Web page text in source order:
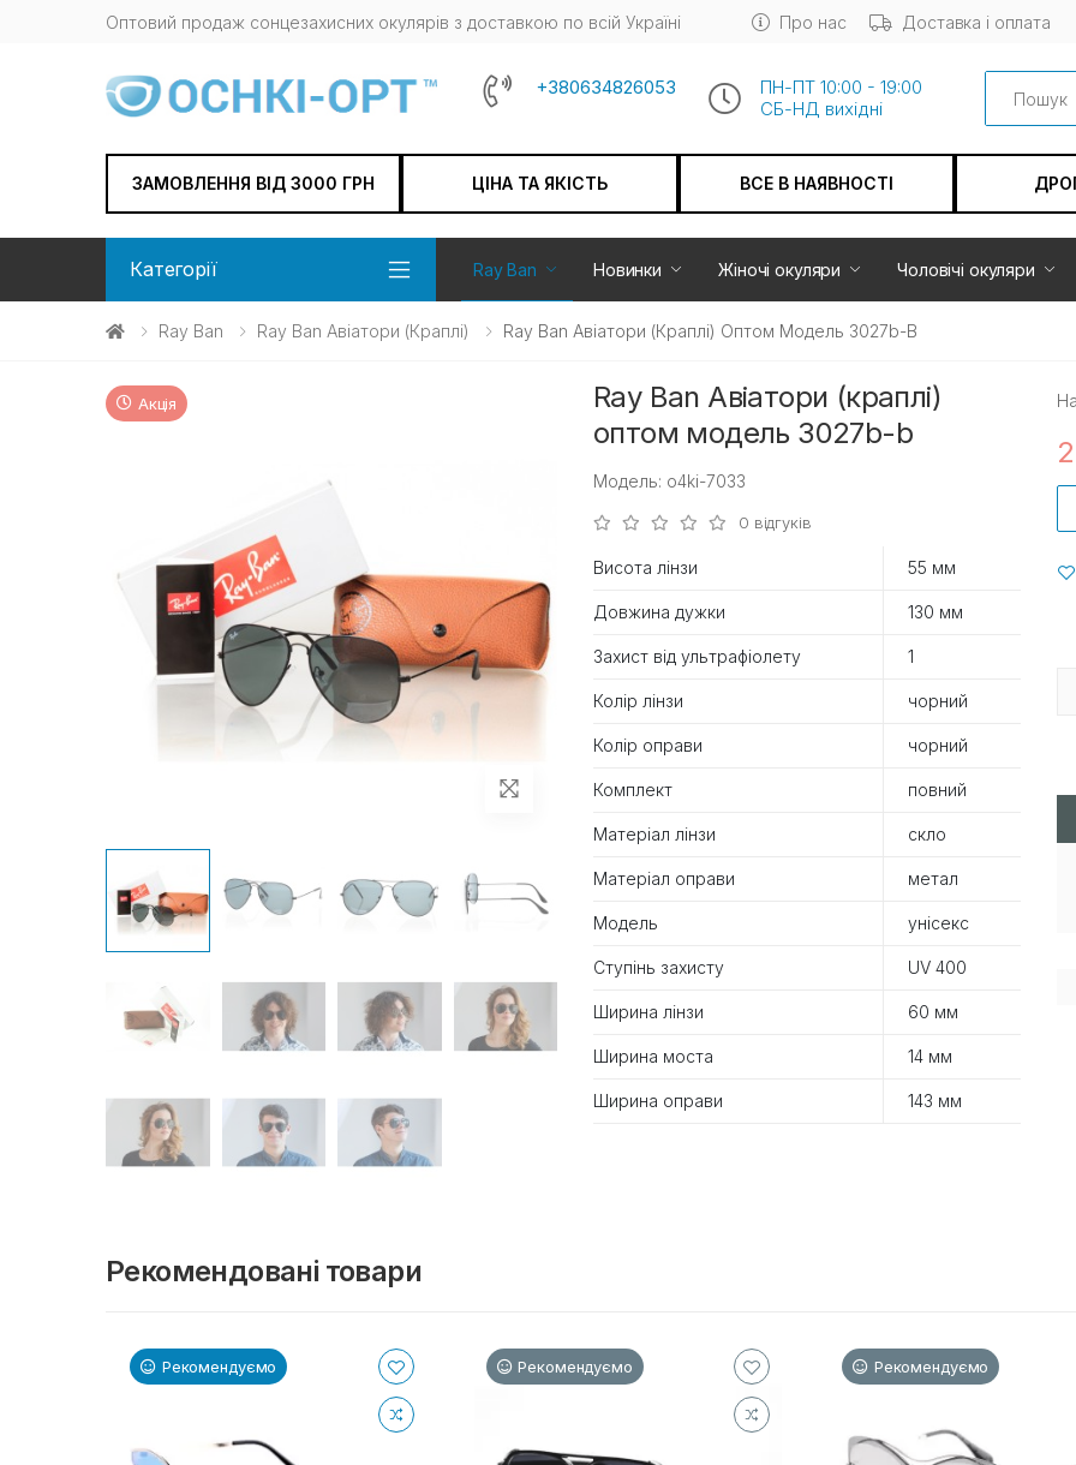
Оптовий продаж сонцезахисних окулярів з доставкою по всій Україні Про нас Доставка і оплата
+380634826053
ПН-ПТ 10:00 - 19:00
СБ-НД вихiдні
Search
ЗАМОВЛЕННЯ ВІД 3000 ГРН ЦІНА ТА ЯКІСТЬ ВСЕ В НАЯВНОСТІ
Категорії Ray Ban Новинки Жіночі окуляри Чоловічі окуляри
Ray Ban Ray Ban Авіатори (краплі) Ray Ban Авіатори (краплі) Оптом Модель 3027b-B
Акція
Ray Ban Авіатори (краплі)
оптом модель 3027b-b
Модель: o4ki-7033
0 відгуків
Висота лінзи 55 мм
Довжина дужки 130 мм
Захист від ультрафіолету 1
Колір лінзи чорний
Колір оправи чорний
Комплект повний
Матеріал лінзи скло
Матеріал оправи метал
Модель унісекс
Ступінь захисту UV 400
Ширина лінзи 60 мм
Ширина моста 14 мм
Ширина оправи 143 мм
Рекомендовані товари
Рекомендуємо Рекомендуємо Рекомендуємо